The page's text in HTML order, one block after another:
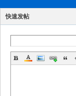
快速发帖